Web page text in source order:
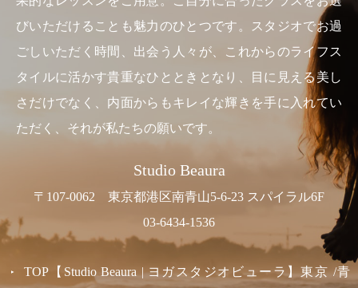
びいただけることも魅力のひとつです。スタジオでお過
ごしいただく時間、出会う人々が、これからのライフス
タイルに活かす貴重なひとときとなり、目に見える美し
さだけでなく、内面からもキレイな輝きを手に入れてい
ただく、それが私たちの願いです。
Studio Beaura
〒107-0062 東京都港区南青山5-6-23 スパイラル6F
03-6434-1536
TOP【Studio Beaura | ヨガスタジオビューラ】東京 /青